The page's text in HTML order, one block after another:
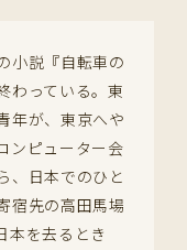
小説『自転車の
わっている。東
年が、東京へや
ンピューター会
、日本でのひと
宿先の高田馬場
本を去るとき